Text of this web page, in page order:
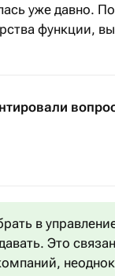
уже давно.
функции,
в
Это